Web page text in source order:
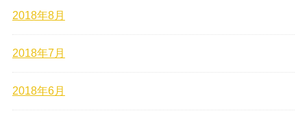
2018年8月
2018年7月
2018年6月